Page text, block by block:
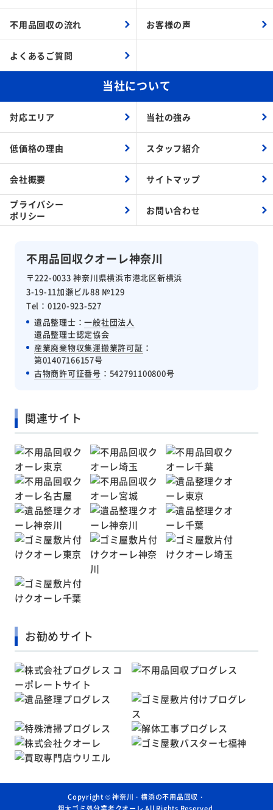
不用品回収クオーレ神奈川
〒222-0033 神奈川県横浜市港北区新横浜
3-19-11加瀬ビル88 №129
Tel：0120-923-527
遺品整理士：一般社団法人
遺品整理士認定協会
産業廃棄物収集運搬業許可証 ：
第01407166157号
古物商許可証番号 ：542791100800号
不用品回収の流れ お客様の声
よくあるご質問
当社について
対応エリア 当社の強み
低価格の理由 スタッフ紹介
会社概要 サイトマップ
プライバシー
ポリシー
お問い合わせ
関連サイト
お勧めサイト
Copyright ©神奈川・横浜の不用品回収・